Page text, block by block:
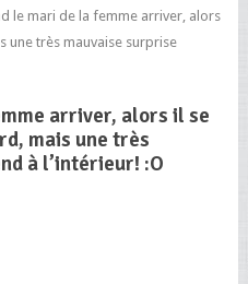
le mari de la femme arriver, alors
une très mauvaise surprise
arriver, alors il se
mais une très
à l’intérieur! :O